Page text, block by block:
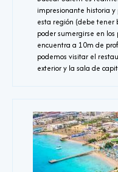
impresionante historia y
esta región (debe tener
poder sumergirse en los
encuentra a 10m de
podemos visitar el
exterior y la sala de